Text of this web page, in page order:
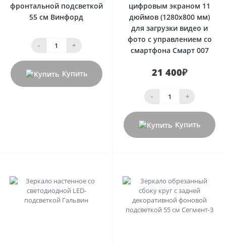
фронтальной подсветкой
55 см Винфорд
- +
Купить
цифровым экраном 11
дюймов (1280x800 мм)
для загрузки видео и
фото с управлением со
смартфона Смарт 007
21 400₽
- +
Купить